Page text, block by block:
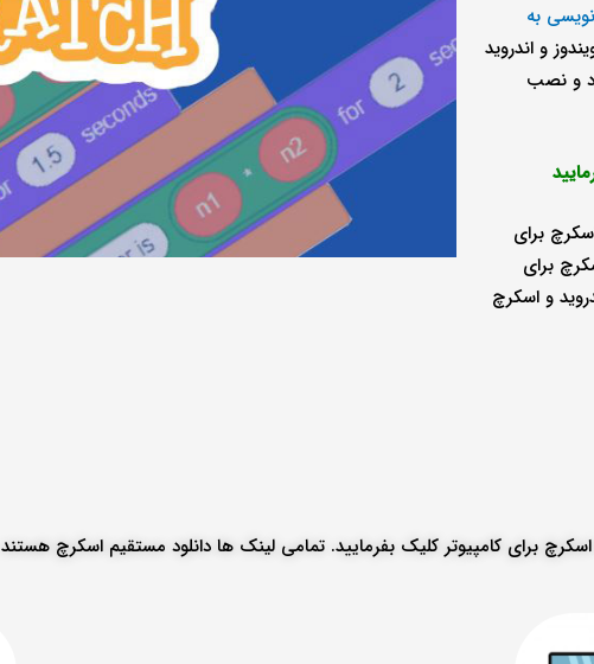
به
و اندروید
و نصب
نصب اسکرچ برای
برای
و اسکرچ
برای کامپیوتر کلیک بفرمایید. تمامی لینک ها دانلود مستقیم اسکرچ